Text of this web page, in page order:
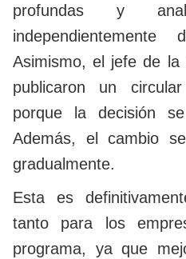
profundas y
Asimismo, el jefe de la
publicaron un
porque la decisión
Además, el cambio
gradualmente.
Esta es
tanto para los
programa, ya que